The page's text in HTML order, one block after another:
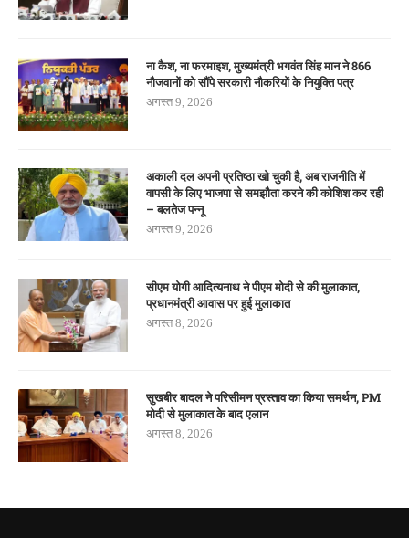
ना कैश, ना फरमाइश, मुख्यमंत्री भगवंत सिंह मान ने 866
नौजवानों को सौंपे सरकारी नौकरियों के नियुक्ति पत्र
अगस्त 9, 2026
अकाली दल अपनी प्रतिष्ठा खो चुकी है, अब राजनीति में
वापसी के लिए भाजपा से समझौता करने की कोशिश कर रही
– बलतेज पन्नू
अगस्त 9, 2026
सीएम योगी आदित्यनाथ ने पीएम मोदी से की मुलाकात,
प्रधानमंत्री आवास पर हुई मुलाकात
अगस्त 8, 2026
सुखबीर बादल ने परिसीमन प्रस्ताव का किया समर्थन, PM
मोदी से मुलाकात के बाद एलान
अगस्त 8, 2026